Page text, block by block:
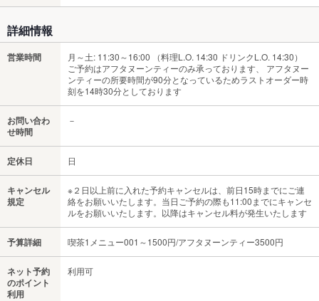
詳細情報
営業時間
月～土: 11:30～16:00 （料理L.O. 14:30 ドリンクL.O. 14:30）
ご予約はアフタヌーンティーのみ承っております、 アフタヌー
ンティーの所要時間が90分となっているためラストオーダー時
刻を14時30分としております
お問い合わ
せ時間
－
定休日 日
キャンセル
規定
※２日以上前に入れた予約キャンセルは、前日15時までにご連
絡をお願いいたします。当日ご予約の際も11:00までにキャンセ
ルをお願いいたします。以降はキャンセル料が発生いたします
予算詳細 喫茶1メニュー001～1500円/アフタヌーンティー3500円
ネット予約
のポイント
利用
利用可